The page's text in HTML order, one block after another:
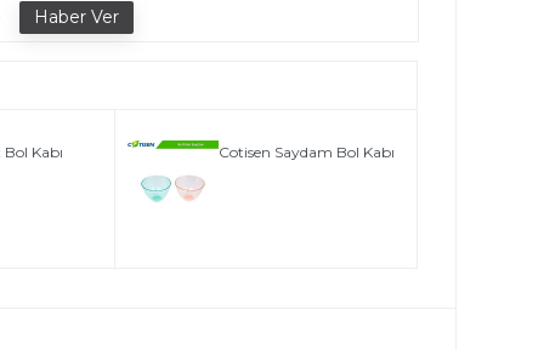
Kabı Cotisen Saydam Bol Kabı